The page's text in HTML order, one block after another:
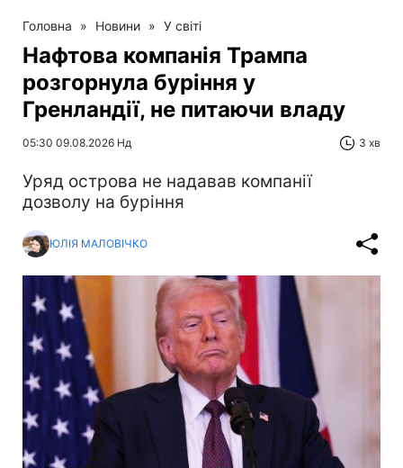
Головна » Новини » У світі
Нафтова компанія Трампа
розгорнула буріння у
Гренландії, не питаючи владу
05:30 09.08.2026 Нд 3 хв
Уряд острова не надавав компанії
дозволу на буріння
ЮЛІЯ МАЛОВІЧКО